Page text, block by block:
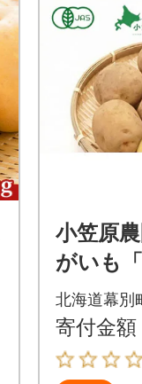
小笠原
がいも
g《秋出
北海道幕別
寄付金額